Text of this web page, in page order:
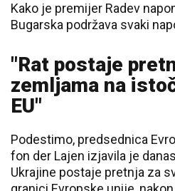
Kako je premijer Radev
Bugarska podržava svaki
"Rat postaje
zemljama na
EU"
Podestimo, predsednica
fon der Lajen izjavila je
Ukrajine postaje pretnja za